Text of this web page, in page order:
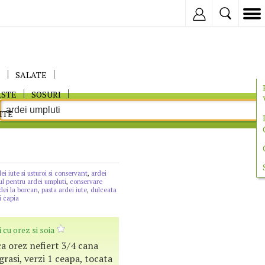
SALATE
SOSURI
iute si usturoi si conservant, ardei
pentru ardei umpluti, conservare
la borcan, pasta ardei iute, dulceata
capia
cu orez si soia
orez nefiert 3/4 cana
verzi 1 ceapa, tocata